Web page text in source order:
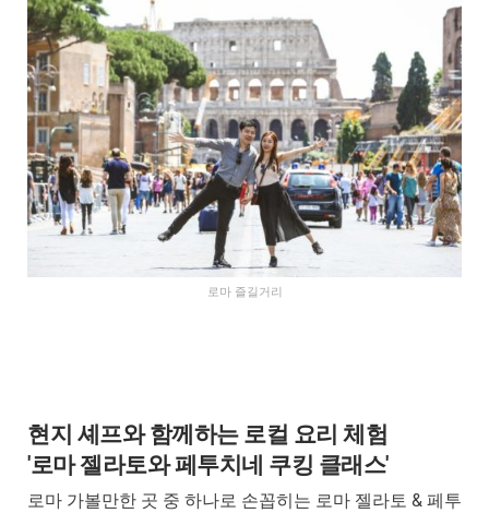
로마 즐길거리
현지 셰프와 함께하는 로컬 요리 체험
'로마 젤라토와 페투치네 쿠킹 클래스'
로마 가볼만한 곳 중 하나로 손꼽히는 로마 젤라토 & 페투